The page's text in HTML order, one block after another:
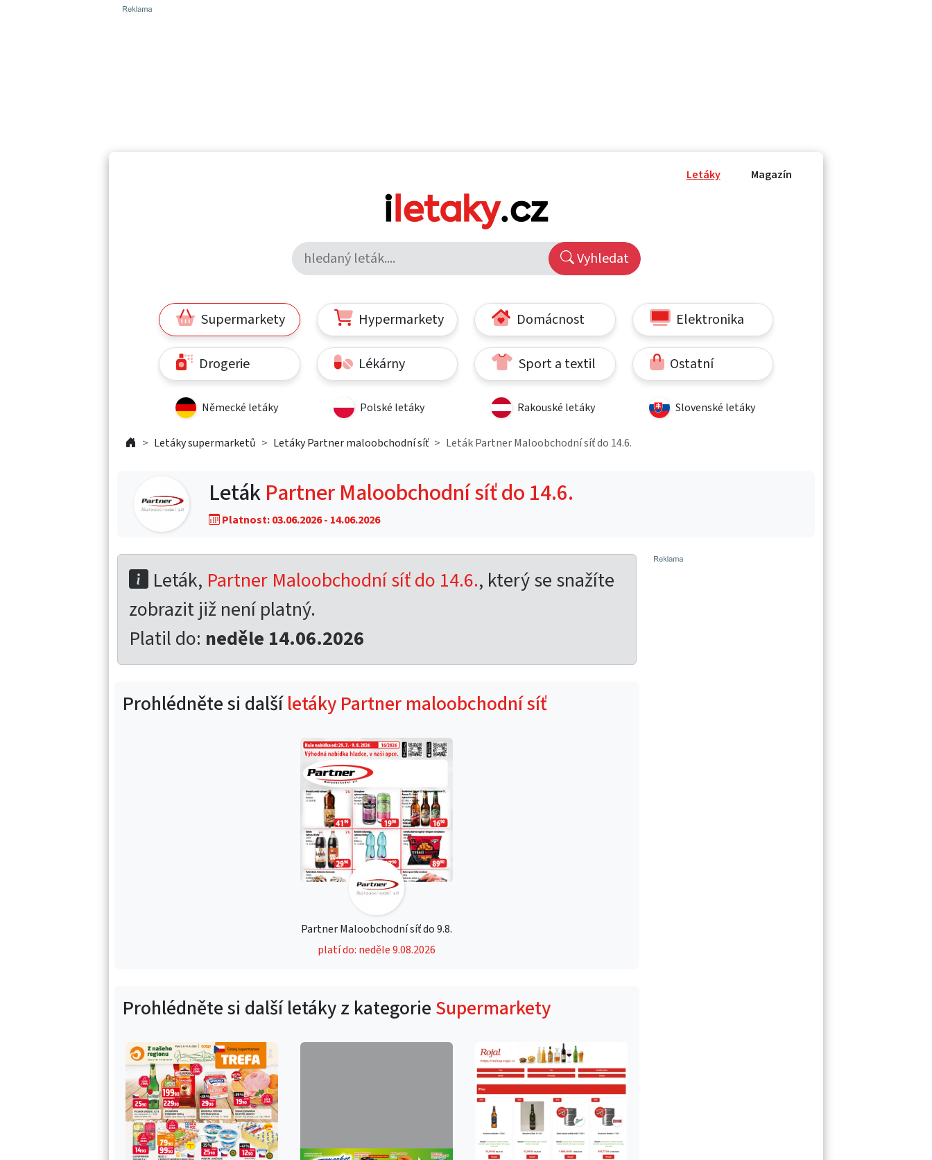
Letáky Magazín
Vyhledat
Supermarkety Hypermarkety Domácnost Elektronika
Drogerie Lékárny Sport a textil Ostatní
Německé letáky Polské letáky Rakouské letáky Slovenské letáky
Letáky supermarketů Letáky Partner maloobchodní síť Leták Partner Maloobchodní síť do 14.6.
LetákPartner Maloobchodní síť do 14.6.
Platnost: 03.06.2026 - 14.06.2026
Leták, Partner Maloobchodní síť do 14.6., který se snažíte
zobrazit již není platný.
Platil do: neděle 14.06.2026
Prohlédněte si dalšíletáky Partner maloobchodní síť
Partner Maloobchodní síť do 9.8.
platí do: neděle 9.08.2026
Prohlédněte si další letáky z kategorie Supermarkety